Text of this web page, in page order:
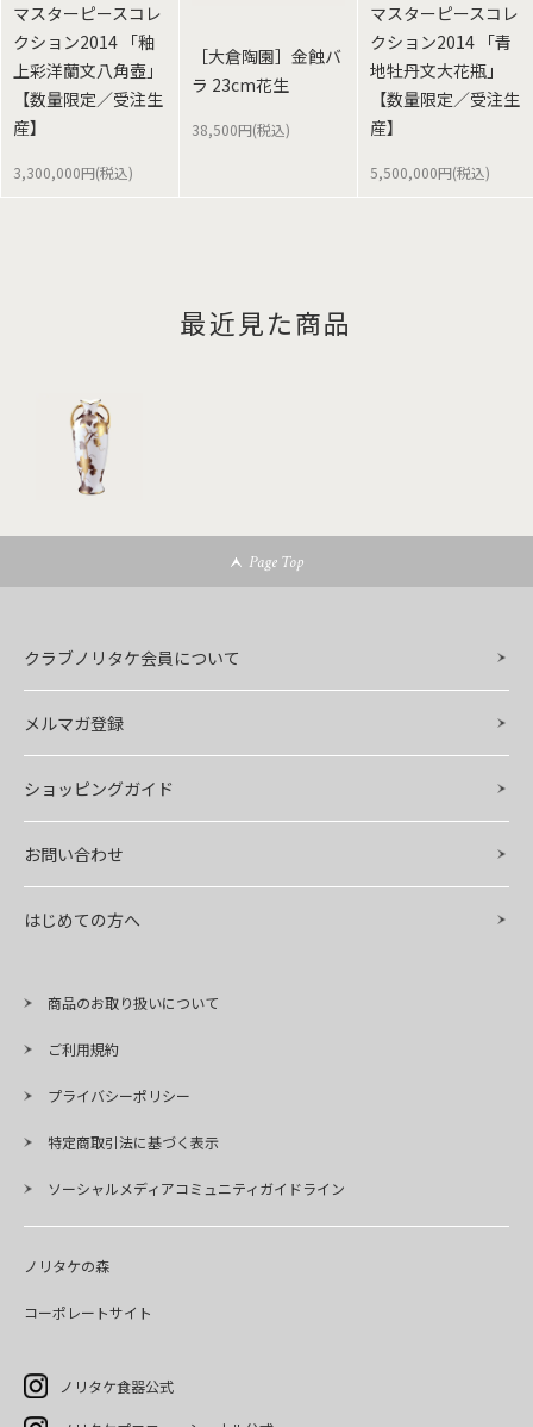
マスターピースコレ
クション2014 「釉
上彩洋蘭文八角壺」
【数量限定／受注生
産】
3,300,000円(税込)
［大倉陶園］金蝕バ
ラ 23cm花生
38,500円(税込)
マスターピースコレ
クション2014 「青
地牡丹文大花瓶」
【数量限定／受注生
産】
5,500,000円(税込)
最近見た商品
Page Top
クラブノリタケ会員について
メルマガ登録
ショッピングガイド
お問い合わせ
はじめての方へ
商品のお取り扱いについて
ご利用規約
プライバシーポリシー
特定商取引法に基づく表示
ソーシャルメディアコミュニティガイドライン
ノリタケの森
コーポレートサイト
ノリタケ食器公式